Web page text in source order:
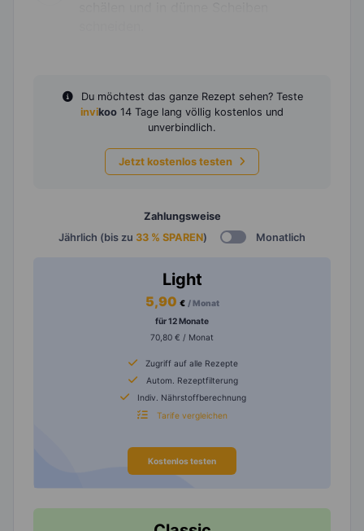
Du möchtest das ganze Rezept sehen? Teste
invikoo 14 Tage lang völlig kostenlos und
unverbindlich.
Jetzt kostenlos testen
Zahlungsweise
Jährlich (bis zu 33 % SPAREN) Monatlich
Light
5,90 € / Monat
für 12 Monate
70,80 € / Monat
Zugriff auf alle Rezepte
Autom. Rezeptfilterung
Indiv. Nährstoffberechnung
Tarife vergleichen
Kostenlos testen